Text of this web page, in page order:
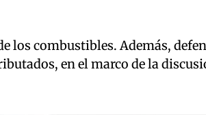
los combustibles. Además,
en el marco de la